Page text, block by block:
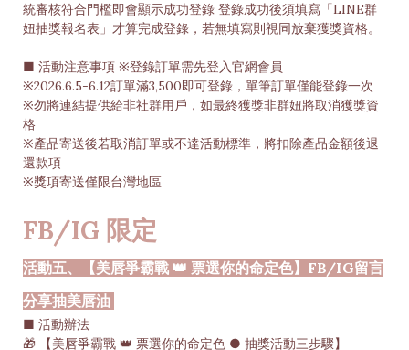
統審核符合門檻即會顯示成功登錄 登錄成功後須填寫「LINE群
妞抽獎報名表」才算完成登錄，若無填寫則視同放棄獲獎資格。
■ 活動注意事項 ※登錄訂單需先登入官網會員
※2026.6.5-6.12訂單滿3,500即可登錄，單筆訂單僅能登錄一次
※勿將連結提供給非社群用戶，如最終獲獎非群妞將取消獲獎資
格
※產品寄送後若取消訂單或不達活動標準，將扣除產品金額後退
還款項
※獎項寄送僅限台灣地區
FB/IG 限定
活動五、【美唇爭霸戰 👑 票選你的命定色】FB/IG留言
分享抽美唇油
■ 活動辦法
🎁 【美唇爭霸戰 👑 票選你的命定色 ● 抽獎活動三步驟】